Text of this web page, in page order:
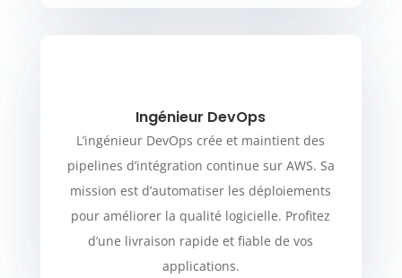
Ingénieur DevOps
L’ingénieur DevOps crée et maintient des
pipelines d’intégration continue sur AWS. Sa
mission est d’automatiser les déploiements
pour améliorer la qualité logicielle. Profitez
d’une livraison rapide et fiable de vos
applications.